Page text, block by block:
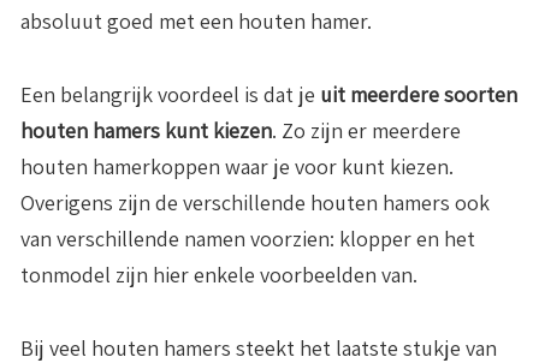
absoluut goed met een houten hamer.
Een belangrijk voordeel is dat je uit meerdere soorten
houten hamers kunt kiezen. Zo zijn er meerdere
houten hamerkoppen waar je voor kunt kiezen.
Overigens zijn de verschillende houten hamers ook
van verschillende namen voorzien: klopper en het
tonmodel zijn hier enkele voorbeelden van.
Bij veel houten hamers steekt het laatste stukje van